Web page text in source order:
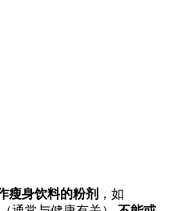
瘦身饮料的粉剂 ，如